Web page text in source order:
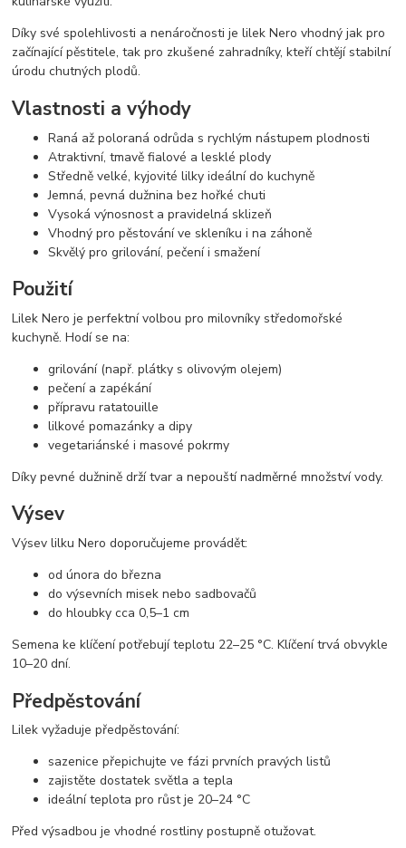
Díky své spolehlivosti a nenáročnosti je lilek Nero vhodný jak pro
začínající pěstitele, tak pro zkušené zahradníky, kteří chtějí stabilní
úrodu chutných plodů.
Vlastnosti a výhody
Raná až poloraná odrůda s rychlým nástupem plodnosti
Atraktivní, tmavě fialové a lesklé plody
Středně velké, kyjovité lilky ideální do kuchyně
Jemná, pevná dužnina bez hořké chuti
Vysoká výnosnost a pravidelná sklizeň
Vhodný pro pěstování ve skleníku i na záhoně
Skvělý pro grilování, pečení i smažení
Použití
Lilek Nero je perfektní volbou pro milovníky středomořské
kuchyně. Hodí se na:
grilování (např. plátky s olivovým olejem)
pečení a zapékání
přípravu ratatouille
lilkové pomazánky a dipy
vegetariánské i masové pokrmy
Díky pevné dužnině drží tvar a nepouští nadměrné množství vody.
Výsev
Výsev lilku Nero doporučujeme provádět:
od února do března
do výsevních misek nebo sadbovačů
do hloubky cca 0,5–1 cm
Semena ke klíčení potřebují teplotu 22–25 °C. Klíčení trvá obvykle
10–20 dní.
Předpěstování
Lilek vyžaduje předpěstování:
sazenice přepichujte ve fázi prvních pravých listů
zajistěte dostatek světla a tepla
ideální teplota pro růst je 20–24 °C
Před výsadbou je vhodné rostliny postupně otužovat.